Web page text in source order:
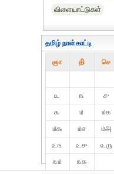
விளையாட்டுகள்
தமிழ் நாள்காட்டி
ஞா தி் செ
௨
௩ ௪
௯
௰ ௰௧
௰௬
௰௭ ௰௮
௨௩
௨௪ ௨௫
௩௰
௩௧